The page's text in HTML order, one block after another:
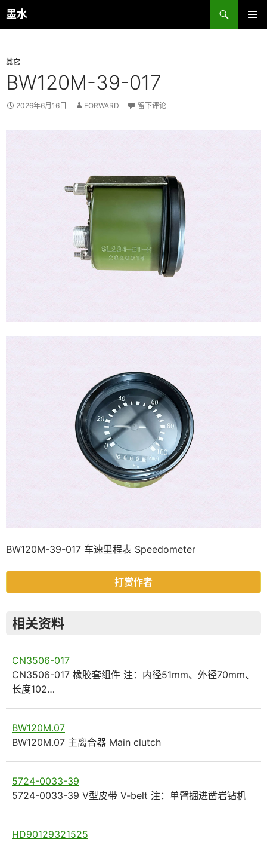
跳
至
墨水
搜
索
其它
BW120M-39-017
2026年6月16日 FORWARD 留下评论
BW120M-39-017 车速里程表 Speedometer
打赏作者
相关资料
CN3506-017
CN3506-017 橡胶套组件 注：内径51mm、外径70mm、
长度102…
BW120M.07
BW120M.07 主离合器 Main clutch
5724-0033-39
5724-0033-39 V型皮带 V-belt 注：单臂掘进凿岩钻机
HD90129321525